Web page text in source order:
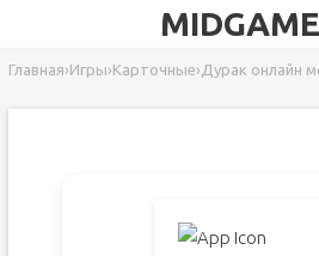
Главная›Игры›Карточные› Дурак онлайн